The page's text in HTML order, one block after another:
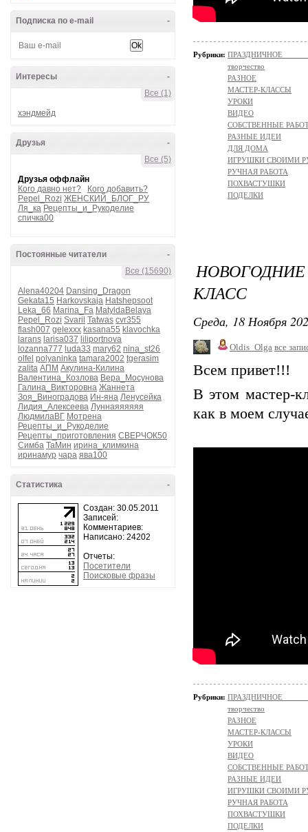
-
Подписка по e-mail
-
Интересы
Все (1)
хэндмейд
-
Друзья
Все (5)
Друзья оффлайн
Кого давно нет?
Кого добавить?
Pepel_Rozi ЖЕНСКИЙ_БЛОГ_РУ
Ля_ка Рецепты_и_Рукоделие
спичка00
-
Постоянные читатели
Все (15690)
Alena40204 Dansing_Dragon
Gekata15 Harkovskaja Hatshepsoot
Leka_66 Marina_Fa MatyldaBelaya
Pepel_Rozi Svaril Tatwas cvr355
flash007 gelexxx kasana55 klavochka
larans larisa037 liliportnova
lozanna777 luda33 mary62 nina_st26
olfel polyaninka tamara2002 tgerasim
zalita АПМ Акулина-Килина
Валентина_Козлова Вера_Мосунова
Галина_Викторовна Жаннета
Зоя_Виноградова Ин-яна Ленусейка
Лидия_Алексеева Луннаяяяяяя
ЛюдмилаВГ Мотрена
Рецепты_и_Рукоделие
Рецепты_приготовления СВЕРЧОК50
Симба ТаМин ирина_климкина
иринамур чара ява100
-
Статистика
Создан: 30.05.2011
Записей:
Комментариев:
Написано: 24202
Отчеты:
Посетители
Поисковые фразы
Рубрики: ПРАЗДНИЧНОЕ
творчество
РАЗНОЕ
МАСТЕР-КЛАССЫ
УРОКИ
ВИДЕО
СОБСТВЕННЫЕ
РАЗНЫЕ ИДЕИ
ДЛЯ ДОМА
ИГРУШКИ СВОИМИ
РУЧНАЯ РАБОТА
ПОХВАСТУШКИ
ПОДЕЛКИ
КЛАСС
Среда, 18 Ноября
Oldis_Olga все
Всем привет!!!
В этом мастер-
как в моем
Рубрики: ПРАЗДНИЧНОЕ
творчество
РАЗНОЕ
МАСТЕР-КЛАССЫ
УРОКИ
ВИДЕО
СОБСТВЕННЫЕ
РАЗНЫЕ ИДЕИ
ИГРУШКИ СВОИМИ
РУЧНАЯ РАБОТА
ПОХВАСТУШКИ
ПОДЕЛКИ